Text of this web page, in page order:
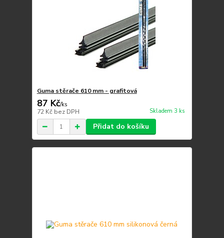
Guma stěrače 610 mm - grafitová
87 Kč/ks
72 Kč bez DPH Skladem 3 ks
Přidat do košíku